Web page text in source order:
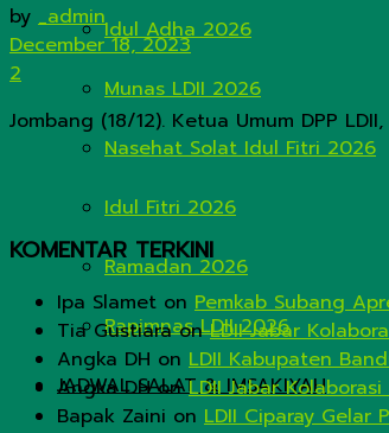
Idul Adha 2026
Munas LDII 2026
Nasehat Solat Idul Fitri 2026
Idul Fitri 2026
Ramadan 2026
Rapimnas LDII 2026
JADWAL SALAT & IMSAKIYAH
by _admin
December 18, 2023
2
Jombang (18/12). Ketua Umum DPP
KOMENTAR TERKINI
Ipa Slamet on Pemkab Subang
Tia GustiaraonLDII Jabar
Angka DH on LDII Kabupaten
Angka DHonLDII Jabar
Bapak Zaini on LDII Ciparay Gelar